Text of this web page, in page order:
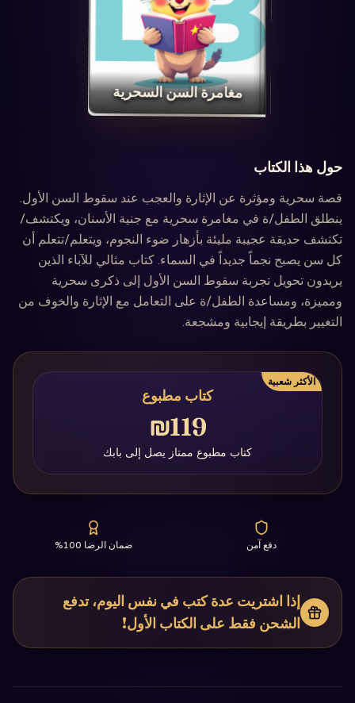
‏مغامرة السن السحرية‏
حول هذا الكتاب
قصة سحرية ومؤثرة عن الإثارة والعجب عند سقوط السن الأول.
ينطلق الطفل/ة في مغامرة سحرية مع جنية الأسنان، ويكتشف/
تكتشف حديقة عجيبة مليئة بأزهار ضوء النجوم، ويتعلم/تتعلم أن
كل سن يصبح نجماً جديداً في السماء. كتاب مثالي للآباء الذين
يريدون تحويل تجربة سقوط السن الأول إلى ذكرى سحرية
ومميزة، ومساعدة الطفل/ة على التعامل مع الإثارة والخوف من
التغيير بطريقة إيجابية ومشجعة.
الأكثر شعبية
كتاب مطبوع
₪119
كتاب مطبوع ممتاز يصل إلى بابك
دفع آمن ضمان الرضا 100%
إذا اشتريت عدة كتب في نفس اليوم، تدفع
الشحن فقط على الكتاب الأول!